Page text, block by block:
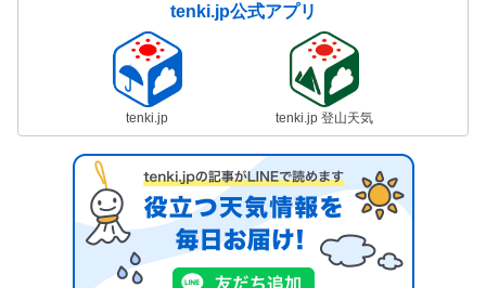
tenki.jp公式アプリ
tenki.jp tenki.jp 登山天気